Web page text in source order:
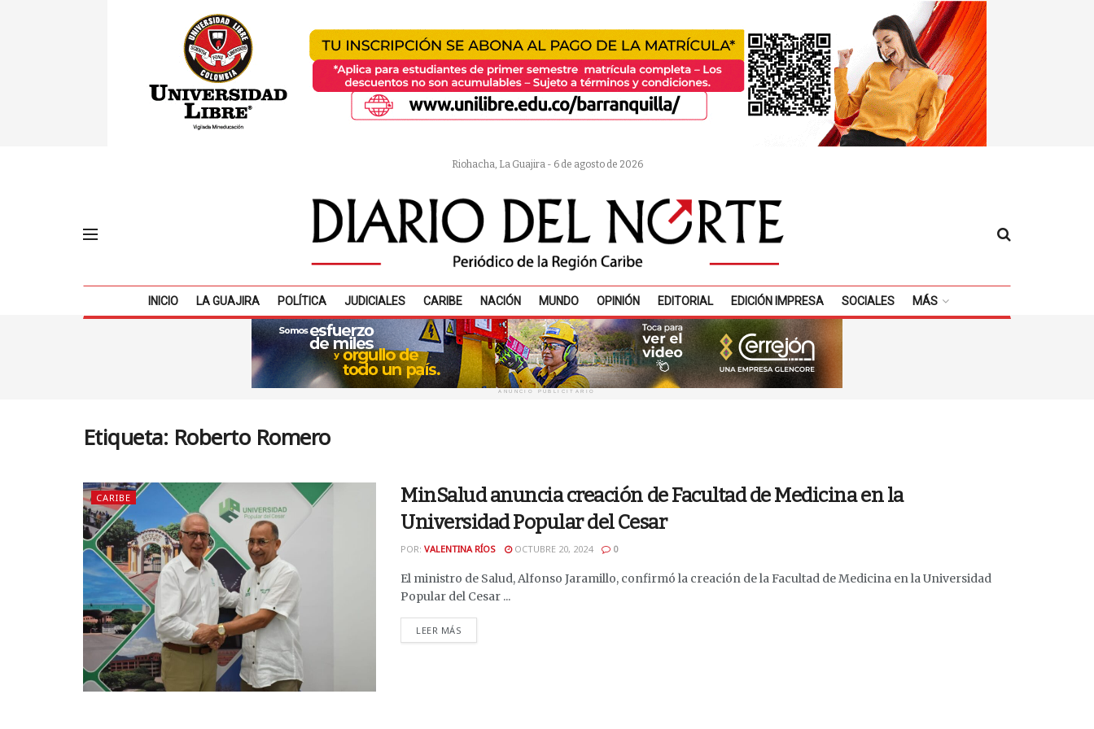
Riohacha, La Guajira - 6 de agosto de 2026
INICIO LA GUAJIRA POLÍTICA JUDICIALES CARIBE NACIÓN MUNDO OPINIÓN EDITORIAL EDICIÓN IMPRESA SOCIALES MÁS
ANUNCIO PUBLICITARIO
Etiqueta: Roberto Romero
CARIBE
MinSalud anuncia creación de Facultad de Medicina en la
Universidad Popular del Cesar
POR: VALENTINA RÍOS OCTUBRE 20, 2024 0
El ministro de Salud, Alfonso Jaramillo, confirmó la creación de la Facultad de Medicina en la Universidad
Popular del Cesar ...
LEER MÁS